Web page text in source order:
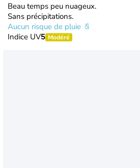
Beau temps peu nuageux.
Sans précipitations.
Aucun risque de pluie
Indice UV5 Modéré